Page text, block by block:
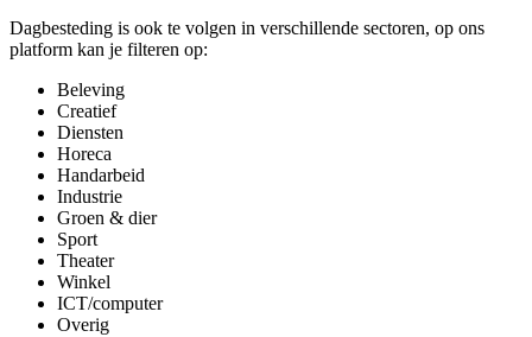
Dagbesteding is ook te volgen in verschillende sectoren, op ons
platform kan je filteren op:
Beleving
Creatief
Diensten
Horeca
Handarbeid
Industrie
Groen & dier
Sport
Theater
Winkel
ICT/computer
Overig